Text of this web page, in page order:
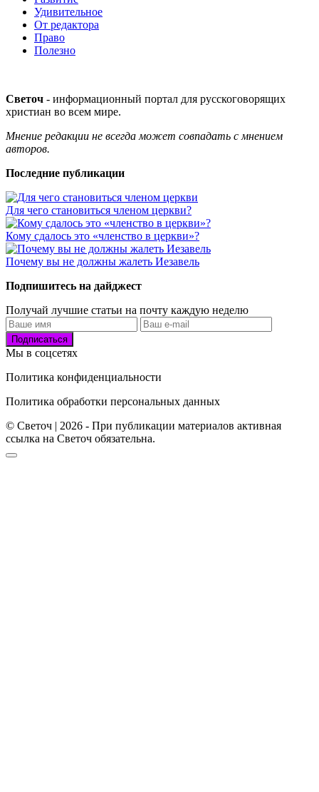
Удивительное
От редактора
Право
Полезно
Светоч - информационный портал для русскоговорящих
христиан во всем мире.
Мнение редакции не всегда может совпадать с мнением
авторов.
Последние публикации
Для чего становиться членом церкви?
Кому сдалось это «членство в церкви»?
Почему вы не должны жалеть Иезавель
Подпишитесь на дайджест
Получай лучшие статьи на почту каждую неделю
Подписаться
Мы в соцсетях
Политика конфиденциальности
Политика обработки персональных данных
© Светоч | 2026 - При публикации материалов активная
ссылка на Светоч обязательна.